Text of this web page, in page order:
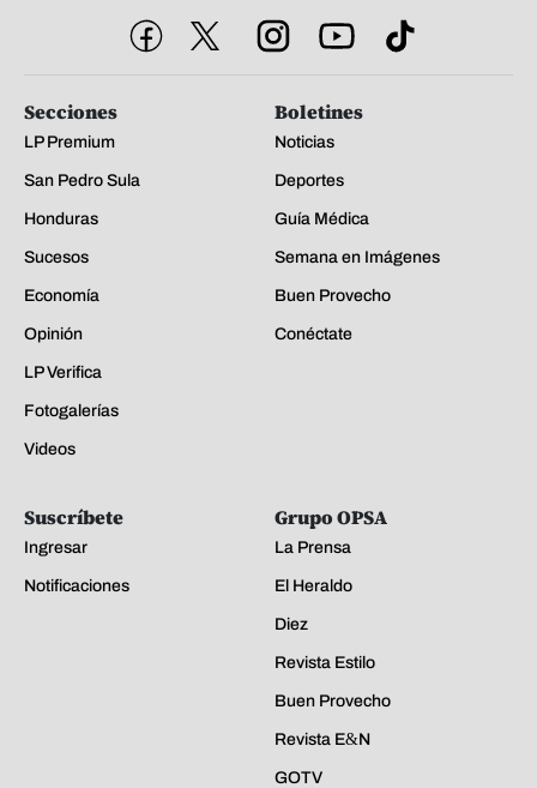
Secciones
LP Premium
San Pedro Sula
Honduras
Sucesos
Economía
Opinión
LP Verifica
Fotogalerías
Videos
Boletines
Noticias
Deportes
Guía Médica
Semana en Imágenes
Buen Provecho
Conéctate
Suscríbete
Ingresar
Notificaciones
Grupo OPSA
La Prensa
El Heraldo
Diez
Revista Estilo
Buen Provecho
Revista E&N
GOTV